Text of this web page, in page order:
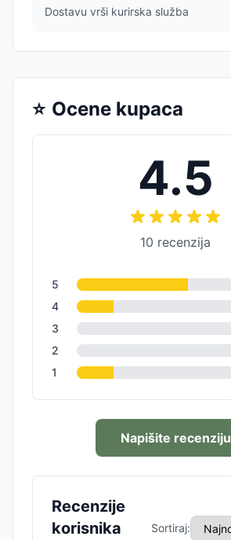
Dostavu vrši kurirska služba
⭐ Ocene kupaca
4.5
10 recenzija
5
4
3
2
1
Napišite recenziju
Recenzije
korisnika
Sortiraj: